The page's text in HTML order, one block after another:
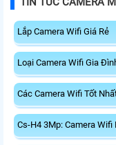
liệu nhanh, kết hợp WPA3
Lắp Camera Wifi Giá Rẻ
Loại Camera Wifi Gia
Các Camera Wifi Tốt
Cs-H4 3Mp: Camera Wifi